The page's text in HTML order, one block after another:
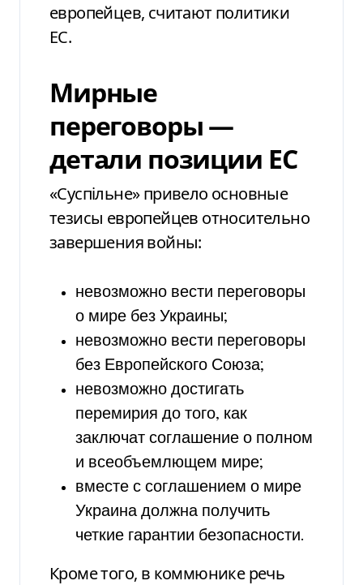
европейцев, считают политики
ЕС.
Мирные
переговоры —
детали позиции ЕС
«Суспільне» привело основные
тезисы европейцев относительно
завершения войны:
невозможно вести переговоры
о мире без Украины;
невозможно вести переговоры
без Европейского Союза;
невозможно достигать
перемирия до того, как
заключат соглашение о полном
и всеобъемлющем мире;
вместе с соглашением о мире
Украина должна получить
четкие гарантии безопасности.
Кроме того, в коммюнике речь